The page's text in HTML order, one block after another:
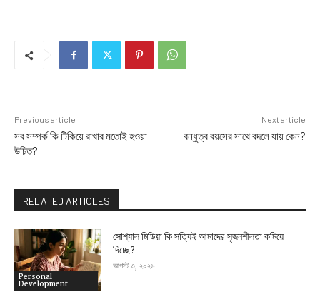
Previous article
সব সম্পর্ক কি টিকিয়ে রাখার মতোই হওয়া
উচিত?
Next article
বন্ধুত্ব বয়সের সাথে বদলে যায় কেন?
RELATED ARTICLES
Personal
Development
সোশ্যাল মিডিয়া কি সত্যিই আমাদের সৃজনশীলতা কমিয়ে
দিচ্ছে?
আগস্ট ৩, ২০২৬